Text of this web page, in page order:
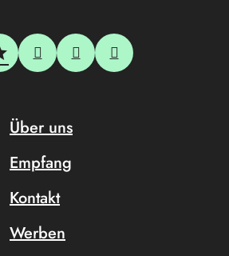
Über uns
Empfang
Kontakt
Werben